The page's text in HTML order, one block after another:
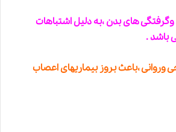
وگرفتگی های بدن ،به دلیل اشتباهات
باشد .
وروانی ،باعث بروز بیماریهای اعصاب